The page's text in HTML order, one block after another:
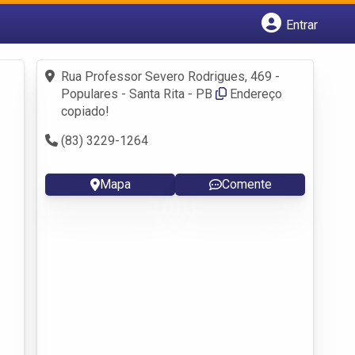
Entrar
Fazer login
Criar conta
Rua Professor Severo Rodrigues, 469 -
Populares - Santa Rita - PB
Endereço
copiado!
(83) 3229-1264
Mapa Comente